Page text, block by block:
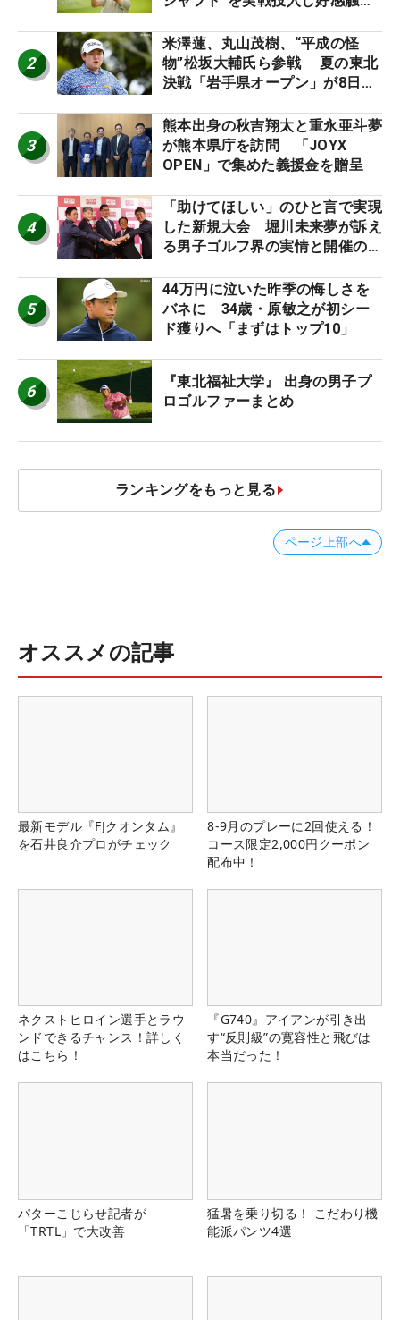
ーのヒトネタ！】
2
米澤蓮、丸山茂樹、“平成の怪
物”松坂大輔氏ら参戦 夏の東北
決戦「岩手県オープン」が8日開
3
熊本出身の秋吉翔太と重永亜斗夢
が熊本県庁を訪問 「JOYX
OPEN」で集めた義援金を贈呈
4
「助けてほしい」のひと言で実現
した新規大会 堀川未来夢が訴え
る男子ゴルフ界の実情と開催の舞
5
44万円に泣いた昨季の悔しさを
バネに 34歳・原敏之が初シー
ド獲りへ「まずはトップ10」
6
『東北福祉大学』 出身の男子プ
ロゴルファーまとめ
ランキングをもっと見る
ページ上部へ
オススメの記事
最新モデル『FJクオンタム』
を石井良介プロがチェック
8-9月のプレーに2回使える！
コース限定2,000円クーポン
配布中！
ネクストヒロイン選手とラウ
ンドできるチャンス！詳しく
はこちら！
『G740』アイアンが引き出
す“反則級”の寛容性と飛びは
本当だった！
パターこじらせ記者が
「TRTL」で大改善
猛暑を乗り切る！ こだわり機
能派パンツ4選